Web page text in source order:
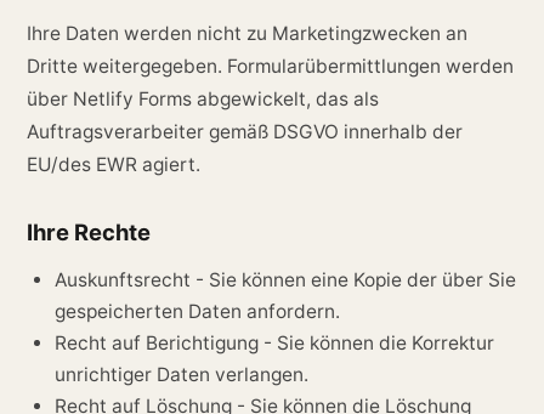
Ihre Daten werden nicht zu Marketingzwecken an
Dritte weitergegeben. Formularübermittlungen werden
über Netlify Forms abgewickelt, das als
Auftragsverarbeiter gemäß DSGVO innerhalb der
EU/des EWR agiert.
Ihre Rechte
Auskunftsrecht - Sie können eine Kopie der über Sie
gespeicherten Daten anfordern.
Recht auf Berichtigung - Sie können die Korrektur
unrichtiger Daten verlangen.
Recht auf Löschung - Sie können die Löschung